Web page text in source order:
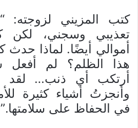
كتب المزيني لزوجته:
تعذيبي وسجني، لكن
أموالي أيضًا. لماذا حدث
هذا الظلم؟ لم أفعل
أرتكب أي ذنب… لقد
وأنجزتُ أشياء كثيرة
في الحفاظ على سلامتها.”